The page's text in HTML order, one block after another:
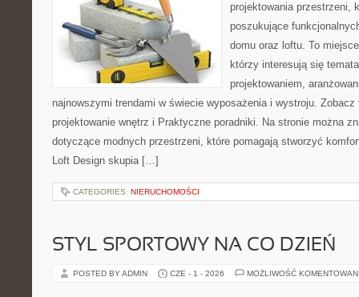
projektowania przestrzeni,
poszukujące
domu oraz loftu. To
którzy interesują się
projektowaniem,
najnowszymi trendami w świecie wyposażenia i wystroju.
projektowanie wnętrz i Praktyczne poradniki. Na stronie można
dotyczące modnych przestrzeni, które pomagają stworzyć
Loft Design skupia […]
CATEGORIES: NIERUCHOMOŚCI
STYL SPORTOWY NA CO DZIEŃ
POSTED BY ADMIN CZE - 1 - 2026 MOŻLIWOŚĆ